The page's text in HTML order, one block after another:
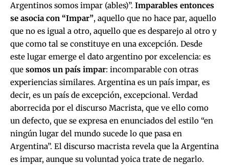
Argentinos somos impar (ables)”. Imparables entonces
se asocia con “Impar”, aquello que no hace par, aquello
que no es igual a otro, aquello que es desparejo al otro y
que como tal se constituye en una excepción. Desde
este lugar emerge el dato argentino por excelencia: es
que somos un país impar: incomparable con otras
experiencias similares. Argentina es un país impar, es
decir, es un país de excepción, excepcional. Verdad
aborrecida por el discurso Macrista, que ve ello como
un defecto, que se expresa en enunciados del estilo “en
ningún lugar del mundo sucede lo que pasa en
Argentina”. El discurso macrista revela que la Argentina
es impar, aunque su voluntad yoica trate de negarlo.